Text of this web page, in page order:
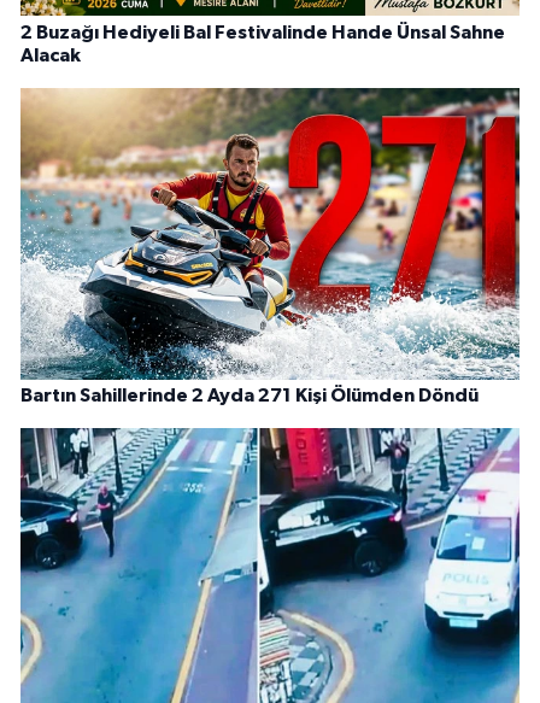
2 Buzağı Hediyeli Bal Festivalinde Hande Ünsal Sahne
Alacak
Bartın Sahillerinde 2 Ayda 271 Kişi Ölümden Döndü